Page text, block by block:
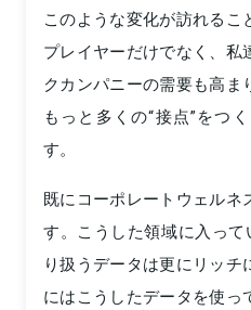
このような変化が訪れるこ
プレイヤーだけでなく、私
クカンパニーの需要も高
もっと多くの“接点”をつ
す。
既にコーポレートウェルネ
す。こうした領域に入っ
り扱うデータは更にリッ
にはこうしたデータを使っ